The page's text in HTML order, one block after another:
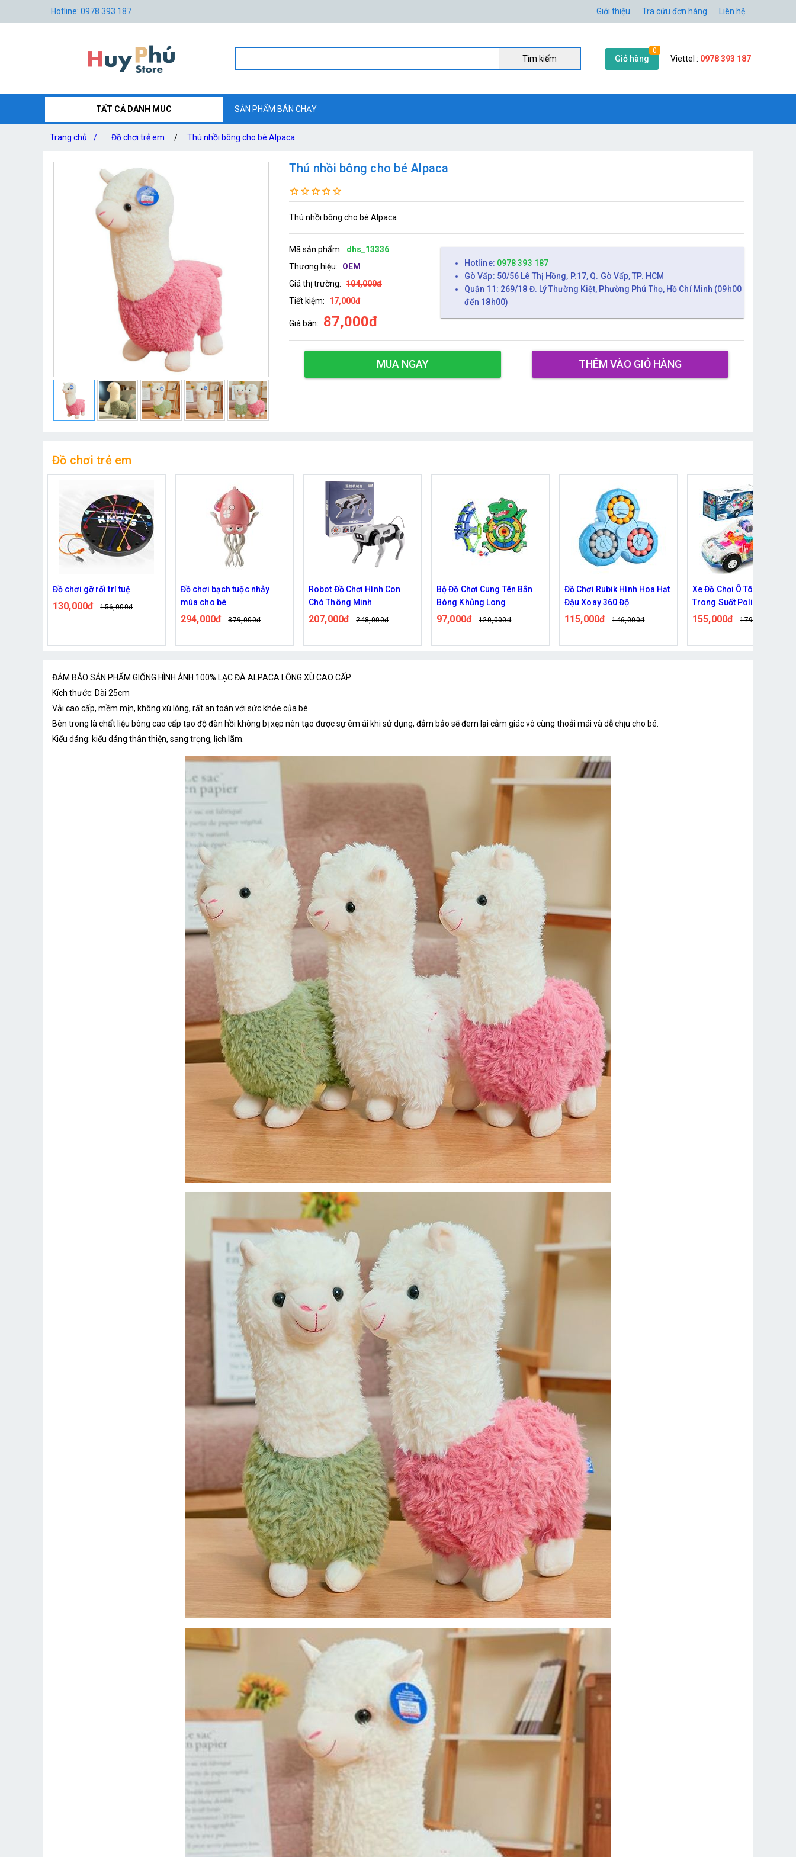
Hotline: 0978 393 187 Giới thiệu Tra cứu đơn hàng Liên hệ
Tìm kiếm Giỏ hàng
0
Viettel : 0978 393 187
TẤT CẢ DANH MUC SẢN PHẨM BÁN CHẠY
Trang chủ / Đồ chơi trẻ em / Thú nhồi bông cho bé Alpaca
Thú nhồi bông cho bé Alpaca
Thú nhồi bông cho bé Alpaca
Mã sản phẩm:
dhs_13336
Thương hiệu:
OEM
Giá thị trường: 104,000đ
Tiết kiệm:
17,000đ
Giá bán: 87,000đ
Hotline: 0978 393 187
Gò Vấp: 50/56 Lê Thị Hồng, P.17, Q. Gò Vấp, TP. HCM
Quận 11: 269/18 Đ. Lý Thường Kiệt, Phường Phú Thọ, Hồ Chí Minh (09h00
đến 18h00)
MUA NGAY THÊM VÀO GIỎ HÀNG
Đồ chơi trẻ em
Đồ chơi bạch tuộc nhảy
múa cho bé
Robot Đồ Chơi Hình Con
Chó Thông Minh
207,000đ 248,000đ
Bộ Đồ Chơi Cung Tên Bắn
Bóng Khủng Long
97,000đ 120,000đ
Đồ Chơi Rubik Hình Hoa Hạt
Đậu Xoay 360 Độ
115,000đ 146,000đ
Xe Đồ Chơi Ô Tô Cảnh Sát
Trong Suốt Police Car
155,000đ 179,000đ
Trò chơi cá sấu cắn tay
nhỏ
55,000đ 71,000đ
ĐẢM BẢO SẢN PHẨM GIỐNG HÌNH ẢNH 100% LẠC ĐÀ ALPACA LÔNG XÙ CAO CẤP
Kích thước: Dài 25cm
Vải cao cấp, mềm mịn, không xù lông, rất an toàn với sức khỏe của bé.
Bên trong là chất liệu bông cao cấp tạo độ đàn hồi không bị xẹp nên tạo được sự êm ái khi sử dụng, đảm bảo sẽ đem lại cảm giác vô cùng thoải mái và dễ chịu cho bé.
Kiểu dáng: kiểu dáng thân thiện, sang trọng, lịch lãm.